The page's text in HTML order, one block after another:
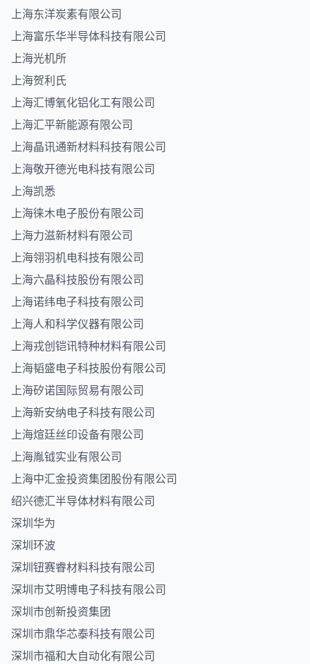
上海东洋炭素有限公司
上海富乐华半导体科技有限公司
上海光机所
上海贺利氏
上海汇博氧化铝化工有限公司
上海汇平新能源有限公司
上海晶讯通新材料科技有限公司
上海敬开德光电科技有限公司
上海凯悉
上海徕木电子股份有限公司
上海力滋新材料有限公司
上海翎羽机电科技有限公司
上海六晶科技股份有限公司
上海诺纬电子科技有限公司
上海人和科学仪器有限公司
上海戎创铠讯特种材料有限公司
上海韬盛电子科技股份有限公司
上海矽诺国际贸易有限公司
上海新安纳电子科技有限公司
上海煊廷丝印设备有限公司
上海胤钺实业有限公司
上海中汇金投资集团股份有限公司
绍兴德汇半导体材料有限公司
深圳华为
深圳环波
深圳钮赛睿材料科技有限公司
深圳市艾明博电子科技有限公司
深圳市创新投资集团
深圳市鼎华芯泰科技有限公司
深圳市福和大自动化有限公司